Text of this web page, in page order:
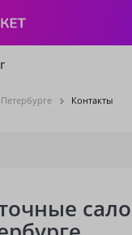
Контакты